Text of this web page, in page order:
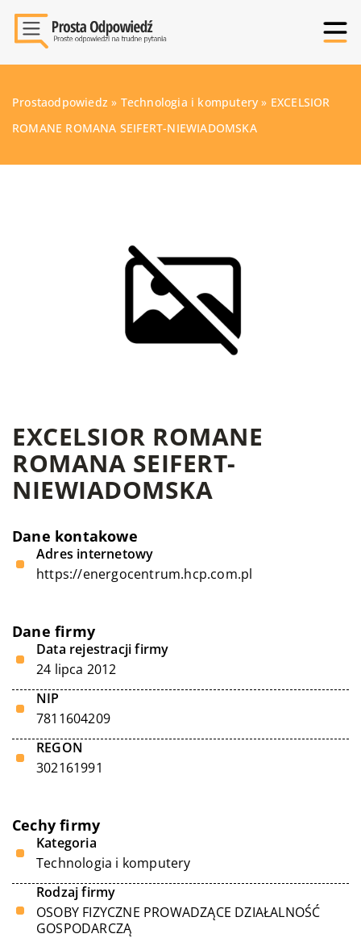
Prostaodpowiedz » Technologia i komputery » EXCELSIOR
ROMANE ROMANA SEIFERT-NIEWIADOMSKA
EXCELSIOR ROMANE
ROMANA SEIFERT-
NIEWIADOMSKA
Dane kontakowe
Adres internetowy
https://energocentrum.hcp.com.pl
Dane firmy
Data rejestracji firmy
24 lipca 2012
NIP
7811604209
REGON
302161991
Cechy firmy
Kategoria
Technologia i komputery
Rodzaj firmy
OSOBY FIZYCZNE PROWADZĄCE DZIAŁALNOŚĆ
GOSPODARCZĄ